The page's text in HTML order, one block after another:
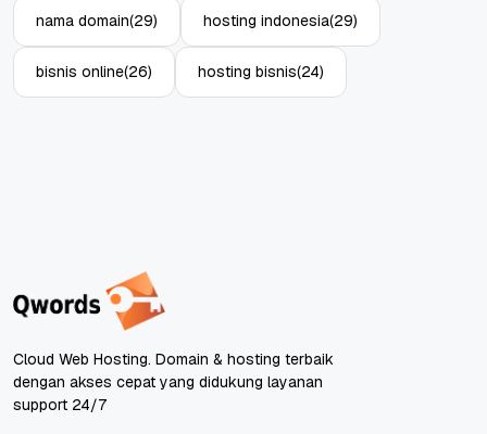
nama domain(29) hosting indonesia(29)
bisnis online(26) hosting bisnis(24)
Cloud Web Hosting. Domain & hosting terbaik
dengan akses cepat yang didukung layanan
support 24/7